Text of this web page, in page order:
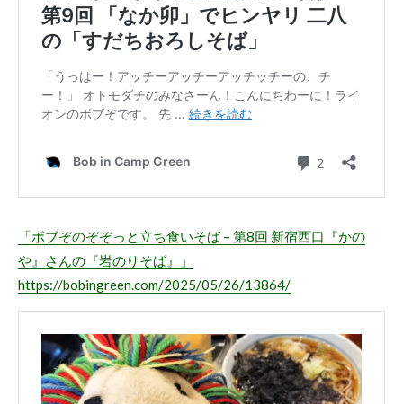
「ボブぞのぞぞっと立ち食いそば – 第8回 新宿西口『かの
や』さんの『岩のりそば』」
https://bobingreen.com/2025/05/26/13864/